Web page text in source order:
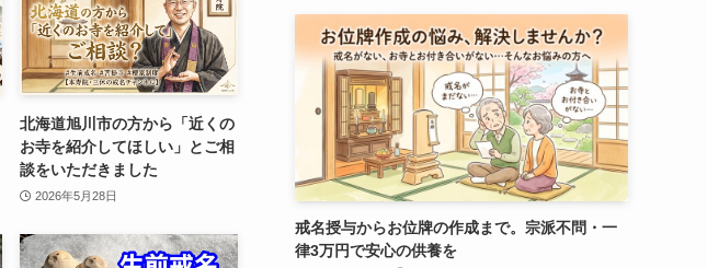
北海道旭川市の方から「近くの
お寺を紹介してほしい」とご相
談をいただきました
2026年5月28日
戒名授与からお位牌の作成まで。宗派不問・一
律3万円で安心の供養を